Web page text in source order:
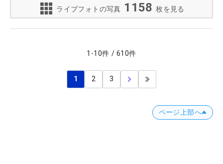
ライブフォトの写真 1158 枚を見る
1 -10件 / 610件
1 2 3
ページ上部へ